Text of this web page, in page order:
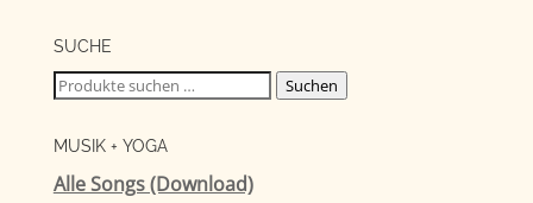
SUCHE
Suchen
Suchen
MUSIK + YOGA
Alle Songs (Download)